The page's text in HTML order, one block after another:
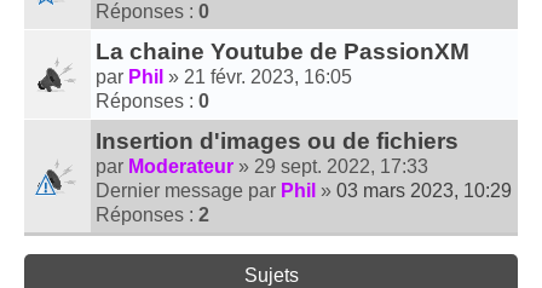
Réponses : 0
La chaine Youtube de PassionXM
par Phil » 21 févr. 2023, 16:05
Réponses : 0
Insertion d'images ou de fichiers
par Moderateur » 29 sept. 2022, 17:33
Dernier message par Phil » 03 mars 2023, 10:29
Réponses : 2
Sujets